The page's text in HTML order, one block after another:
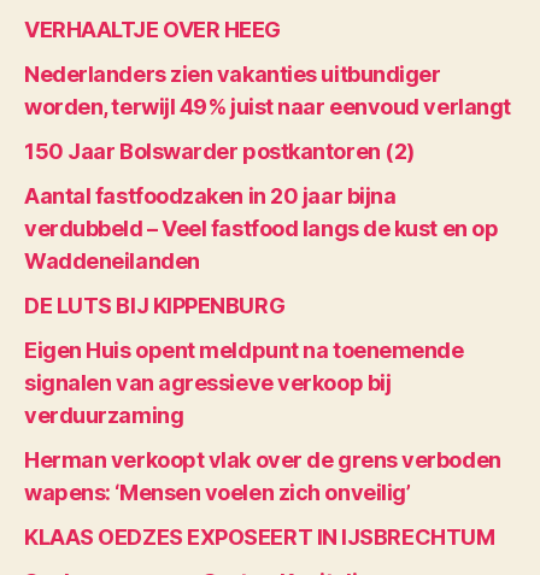
VERHAALTJE OVER HEEG
Nederlanders zien vakanties uitbundiger
worden, terwijl 49% juist naar eenvoud verlangt
150 Jaar Bolswarder postkantoren (2)
Aantal fastfoodzaken in 20 jaar bijna
verdubbeld – Veel fastfood langs de kust en op
Waddeneilanden
DE LUTS BIJ KIPPENBURG
Eigen Huis opent meldpunt na toenemende
signalen van agressieve verkoop bij
verduurzaming
Herman verkoopt vlak over de grens verboden
wapens: ‘Mensen voelen zich onveilig’
KLAAS OEDZES EXPOSEERT IN IJSBRECHTUM